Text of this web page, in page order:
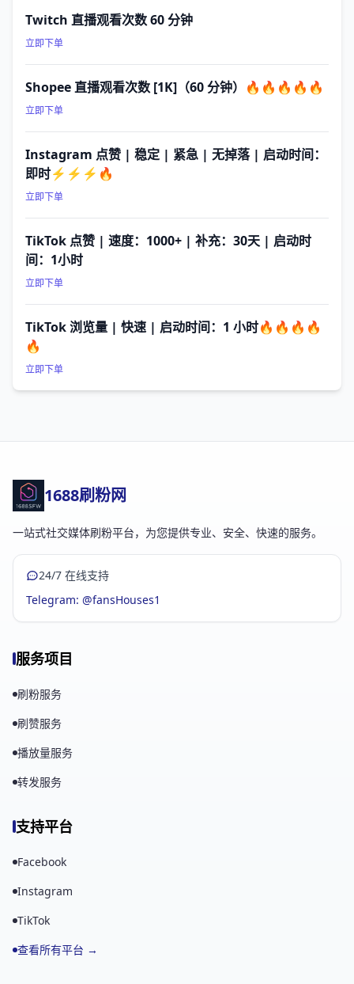
Twitch 直播观看次数 60 分钟
立即下单
Shopee 直播观看次数 [1K]（60 分钟）🔥🔥🔥🔥🔥
立即下单
Instagram 点赞 | 稳定 | 紧急 | 无掉落 | 启动时间：
即时⚡⚡⚡🔥
立即下单
TikTok 点赞 | 速度：1000+ | 补充：30天 | 启动时
间：1小时
立即下单
TikTok 浏览量 | 快速 | 启动时间：1 小时🔥🔥🔥🔥
🔥
立即下单
1688刷粉网
一站式社交媒体刷粉平台，为您提供专业、安全、快速的服务。
24/7 在线支持
Telegram: @fansHouses1
服务项目
刷粉服务
刷赞服务
播放量服务
转发服务
支持平台
Facebook
Instagram
TikTok
查看所有平台 →